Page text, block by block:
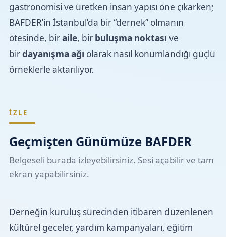
gastronomisi ve üretken insan yapısı öne çıkarken;
BAFDER’in İstanbul’da bir “dernek” olmanın
ötesinde, biraile, bir buluşma noktası ve
birdayanışma ağı olarak nasıl konumlandığı güçlü
örneklerle aktarılıyor.
İZLE
Geçmişten Günümüze BAFDER
Belgeseli burada izleyebilirsiniz. Sesi açabilir ve tam
ekran yapabilirsiniz.
Derneğin kuruluş sürecinden itibaren düzenlenen
kültürel geceler, yardım kampanyaları, eğitim